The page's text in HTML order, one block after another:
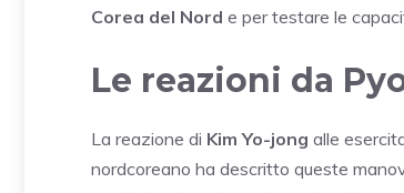
Corea del Nord e per testare le
Le reazioni da
La reazione di Kim Yo-jong alle
nordcoreano ha descritto queste